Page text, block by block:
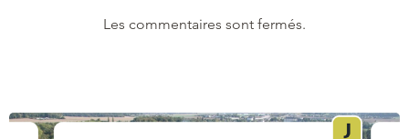
Les commentaires sont fermés.